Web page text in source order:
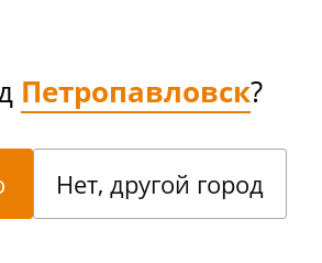
Петропавловск?
Нет, другой город